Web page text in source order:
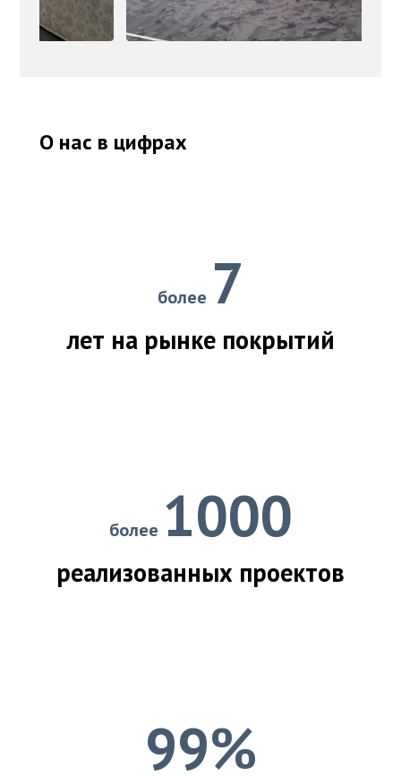
О нас в цифрах
более 7
лет на рынке покрытий
более 1000
реализованных проектов
99%